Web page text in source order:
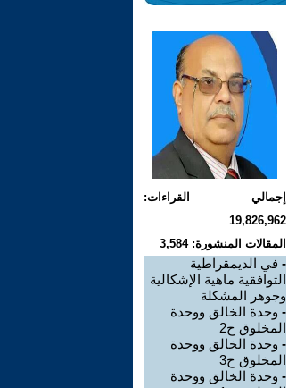
إجمالي القراءات:
19,826,962
المقالات المنشورة: 3,584
- في الديمقراطية
التوافقية ماهية الإشكالية
وجوهر المشكلة
- وحدة الخالق ووحدة
المخلوق ح2
- وحدة الخالق ووحدة
المخلوق ح3
- وحدة الخالق ووحدة